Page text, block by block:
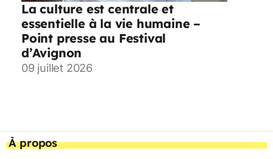
La culture est centrale et
essentielle à la vie humaine –
Point presse au Festival
d’Avignon
09 juillet 2026
À propos